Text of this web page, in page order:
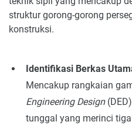
struktur gorong-gorong
konstruksi.
Identifikasi Berkas
Mencakup rangkaian
Engineering Design
tunggal yang merinci